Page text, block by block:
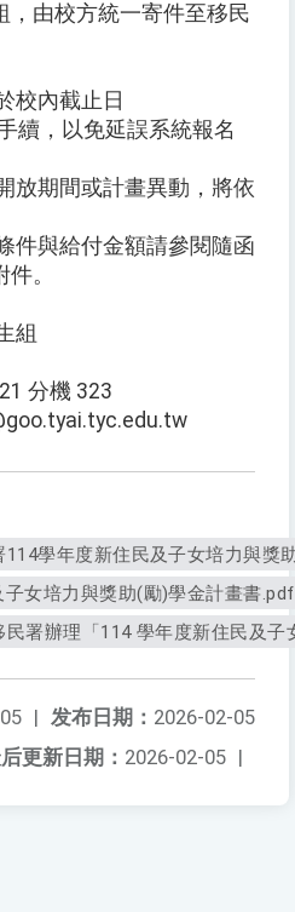
，由校方統一寄件至移民
校內截止日
續，以免延誤系統報名
放期間或計畫異動，將依
件與給付金額請參閱隨函
。
組
分機 323
學年度新住民及子女培力與獎
子女培力與獎助(勵)學金計畫書.pdf
署辦理「114 學年度新住民及
发布日期： 2026-02-05
|
更新日期： 2026-02-05 |